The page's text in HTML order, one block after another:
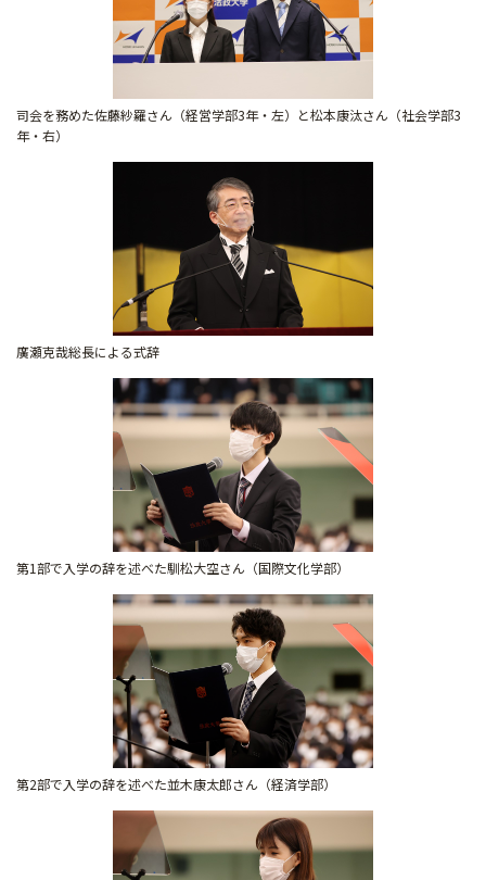
司会を務めた佐藤紗羅さん（経営学部3年・左）と松本康汰さん（社会学部3
年・右）
廣瀬克哉総長による式辞
第1部で入学の辞を述べた馴松大空さん（国際文化学部）
第2部で入学の辞を述べた並木康太郎さん（経済学部）